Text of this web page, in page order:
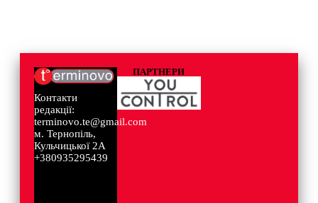
Контакти
редакції:
terminovo.te@gmail.com
м. Тернопіль,
Кульчицької 2А
+380935295439
ПАРТНЕРИ